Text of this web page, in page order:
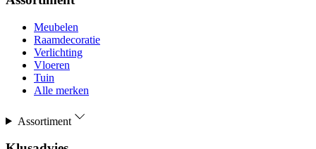
Meubelen
Raamdecoratie
Verlichting
Vloeren
Tuin
Alle merken
Assortiment